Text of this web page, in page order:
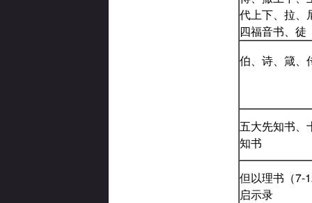
代上下、拉、
四福音书、徒
伯、诗、箴、
五大先知书、
知书
但以理书（7-
启示录